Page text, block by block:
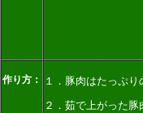
作り方：
１．豚肉はたっぷ
２．茹で上がった豚